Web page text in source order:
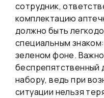
сотрудник,
комплектацию
должно быть
специальным
зеленом фоне.
беспрепятственный
набору, ведь при
ситуации нельзя